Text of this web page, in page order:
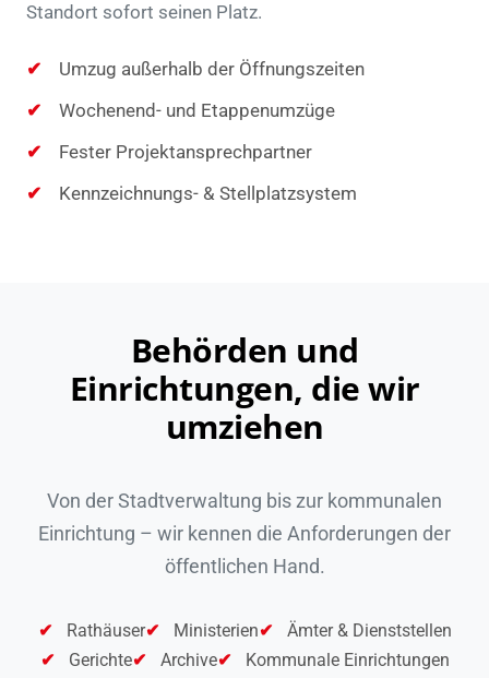
Standort sofort seinen Platz.
Umzug außerhalb der Öffnungszeiten
Wochenend- und Etappenumzüge
Fester Projektansprechpartner
Kennzeichnungs- & Stellplatzsystem
Behörden und
Einrichtungen, die wir
umziehen
Von der Stadtverwaltung bis zur kommunalen
Einrichtung – wir kennen die Anforderungen der
öffentlichen Hand.
Rathäuser Ministerien
Ämter & Dienststellen
Gerichte
Archive
Kommunale Einrichtungen